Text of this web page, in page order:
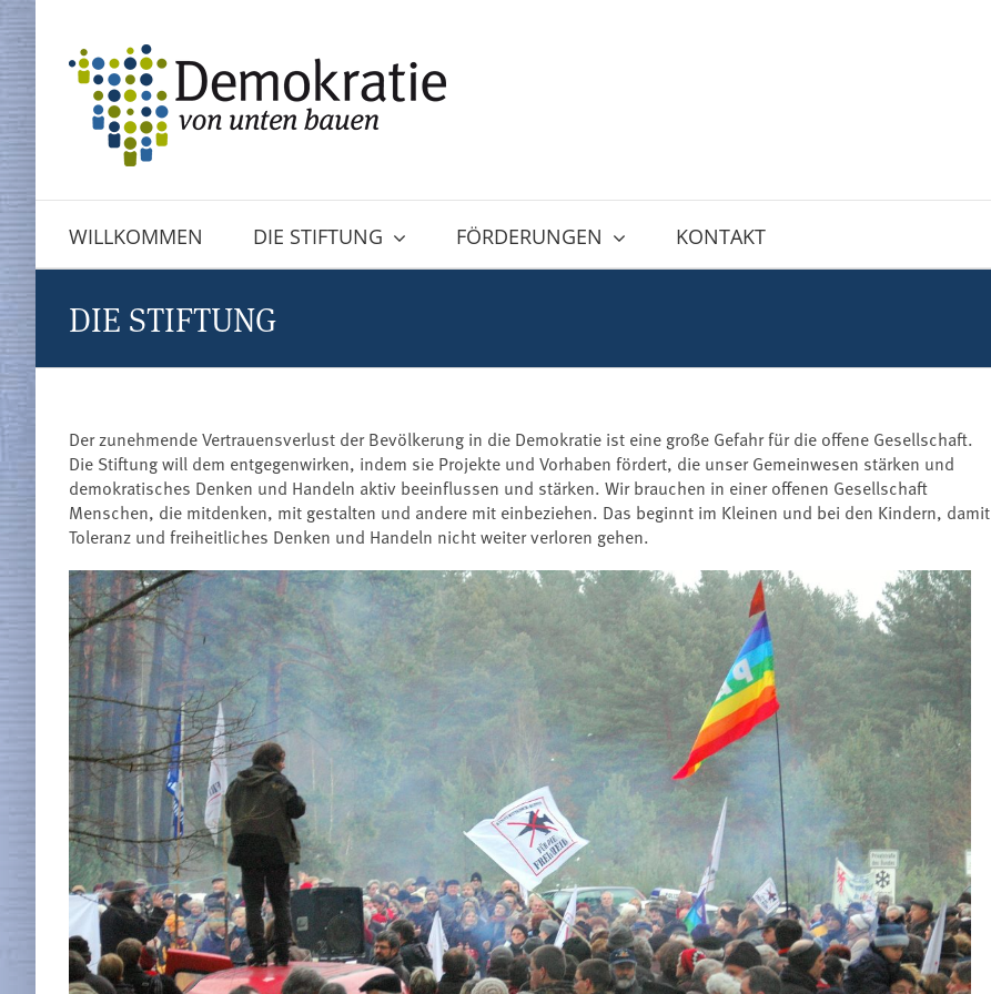
Zum
Inhalt
springen
WILLKOMMEN DIE STIFTUNG FÖRDERUNGEN KONTAKT
DIE STIFTUNG
Der zunehmende Vertrauensverlust der Bevölkerung in die Demokratie ist eine große Gefahr für die offene Gesellschaft.
Die Stiftung will dem entgegenwirken, indem sie Projekte und Vorhaben fördert, die unser Gemeinwesen stärken und
demokratisches Denken und Handeln aktiv beeinflussen und stärken. Wir brauchen in einer offenen Gesellschaft
Menschen, die mitdenken, mit gestalten und andere mit einbeziehen. Das beginnt im Kleinen und bei den Kindern, damit
Toleranz und freiheitliches Denken und Handeln nicht weiter verloren gehen.